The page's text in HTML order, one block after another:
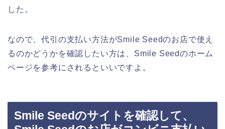
した。
なので、代引の支払い方法がSmile Seedのお店で使え
るのかどうかを確認したい方は、Smile Seedのホーム
ページを参考にされるといいですよ。
Smile Seedのサイトを確認して、